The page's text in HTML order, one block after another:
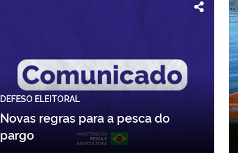
DEFESO ELEITORAL
Novas regras para a pesca do
pargo